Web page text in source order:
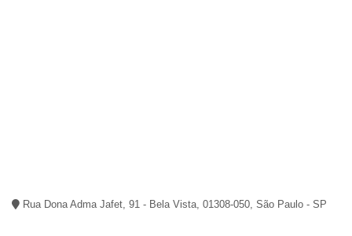
Rua Dona Adma Jafet, 91 - Bela Vista, 01308-050, São Paulo - SP